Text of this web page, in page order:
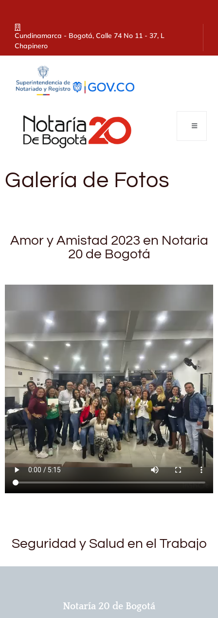
Cundinamarca - Bogotá, Calle 74 No 11 - 37, L
Chapinero
Galería de Fotos
Amor y Amistad 2023 en Notaria
20 de Bogotá
Seguridad y Salud en el Trabajo
Notaría 20 de Bogotá